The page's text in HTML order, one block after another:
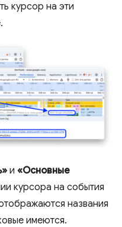
курсор на эти
и «Основные
курсора на события
названия
имеются.